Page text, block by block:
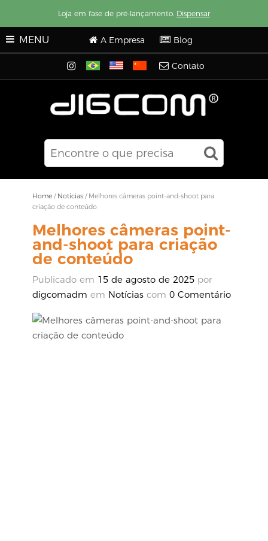
Loja em fase de pré-lançamento. Dispensar
MENU A Empresa Blog
Contato
Home / Notícias / Melhores câmeras point-and-shoot para
criação de conteúdo
Melhores câmeras point-
and-shoot para criação
de conteúdo
Publicado em 15 de agosto de 2025 por
digcomadm em Notícias com 0 Comentário